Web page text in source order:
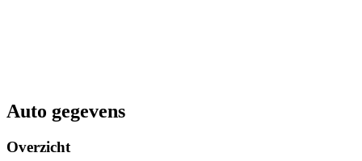
Auto gegevens
Overzicht